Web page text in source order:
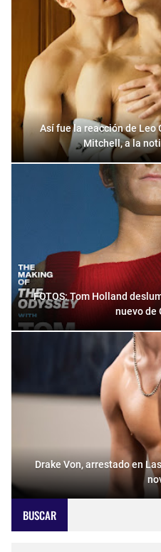
Así fue la reacción de Leo
Mitchell, a la
FOTOS: Tom Holland
nuevo de
Drake Von, arrestado en
BUSCAR